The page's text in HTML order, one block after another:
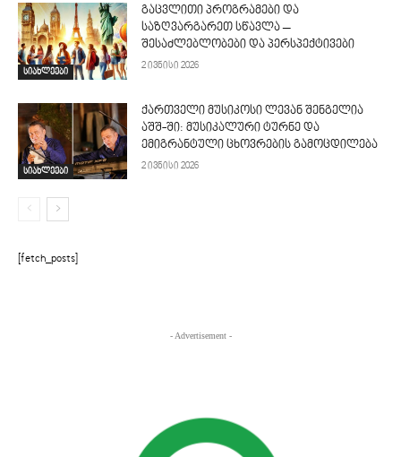
სიახლეები
გაცვლითი პროგრამები და
საზღვარგარეთ სწავლა –
შესაძლებლობები და პერსპექტივები
2 ივნისი 2026
სიახლეები
ქართველი მუსიკოსი ლევან შენგელია
აშშ-ში: მუსიკალური ტურნე და
ემიგრანტული ცხოვრების გამოცდილება
2 ივნისი 2026
[fetch_posts]
- Advertisement -